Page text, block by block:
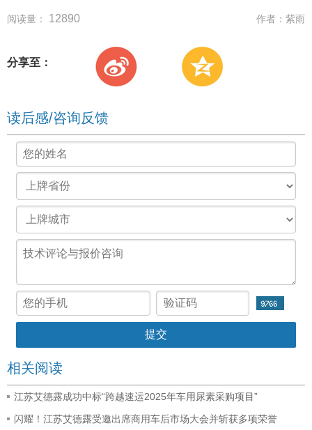
阅读量： 12890 作者： 紫雨
分享至：
读后感/咨询反馈
相关阅读
江苏艾德露成功中标“跨越速运2025年车用尿素采购项目”
闪耀！江苏艾德露受邀出席商用车后市场大会并斩获多项荣誉